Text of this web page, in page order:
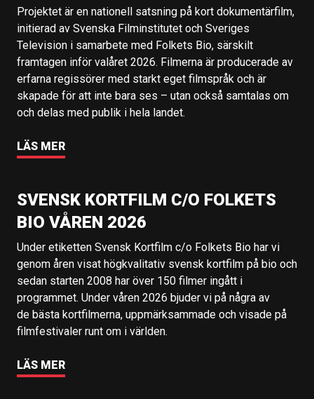
Projektet är en nationell satsning på kort dokumentärfilm,
initierad av Svenska Filminstitutet och Sveriges
Television i samarbete med Folkets Bio, särskilt
framtagen inför valåret 2026. Filmerna är producerade av
erfarna regissörer med starkt eget filmspråk och är
skapade för att inte bara ses – utan också samtalas om
och delas med publik i hela landet.
LÄS MER
SVENSK KORTFILM C/O FOLKETS
BIO VÅREN 2026
Under etiketten Svensk Kortfilm c/o Folkets Bio har vi
genom åren visat högkvalitativ svensk kortfilm på bio och
sedan starten 2008 har över 150 filmer ingått i
programmet. Under våren 2026 bjuder vi på några av
de bästa kortfilmerna, uppmärksammade och visade på
filmfestivaler runt om i världen.
LÄS MER